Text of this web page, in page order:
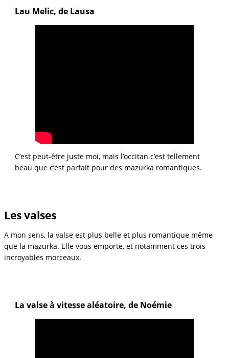
Lau Melic, de Lausa
C’est peut-être juste moi, mais l’occitan c’est tellement
beau que c’est parfait pour des mazurka romantiques.
Les valses
A mon sens, la valse est plus belle et plus romantique même
que la mazurka. Elle vous emporte, et notamment ces trois
incroyables morceaux.
La valse à vitesse aléatoire, de Noémie